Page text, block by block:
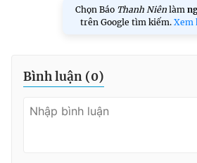
Chọn Báo Thanh Niên làm
trên Google tìm kiếm. Xem
Bình luận (0)